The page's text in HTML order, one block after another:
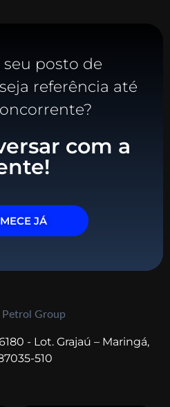
posto de
referência até
com a
JÁ
- Lot. Grajaú – Maringá,
510